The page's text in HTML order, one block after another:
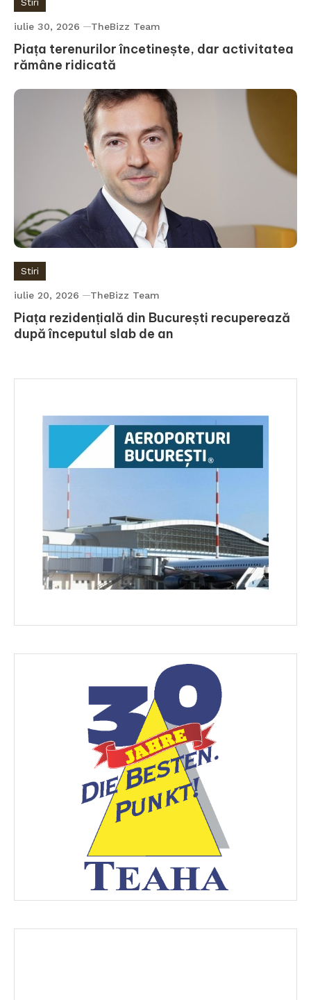
iulie 30, 2026 TheBizz Team
Piața terenurilor încetinește, dar activitatea
rămâne ridicată
Stiri
iulie 20, 2026 TheBizz Team
Piața rezidențială din București recuperează
după începutul slab de an